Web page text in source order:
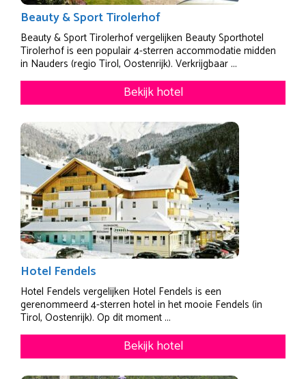
Beauty & Sport Tirolerhof
Beauty & Sport Tirolerhof vergelijken Beauty Sporthotel
Tirolerhof is een populair 4-sterren accommodatie midden
in Nauders (regio Tirol, Oostenrijk). Verkrijgbaar ...
Bekijk hotel
Hotel Fendels
Hotel Fendels vergelijken Hotel Fendels is een
gerenommeerd 4-sterren hotel in het mooie Fendels (in
Tirol, Oostenrijk). Op dit moment ...
Bekijk hotel